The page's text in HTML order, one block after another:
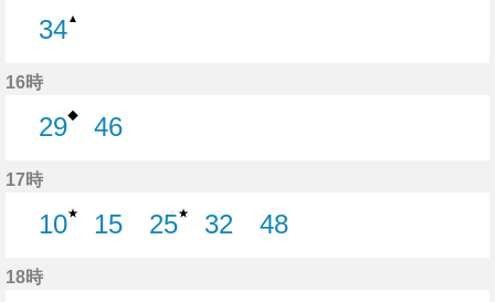
34▲
16時
29◆
46
17時
10★
15
25★
32
48
18時